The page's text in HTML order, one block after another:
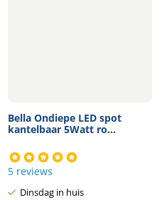
Bella Ondiepe LED spot
kantelbaar 5Watt ro...
5 reviews
Dinsdag in huis